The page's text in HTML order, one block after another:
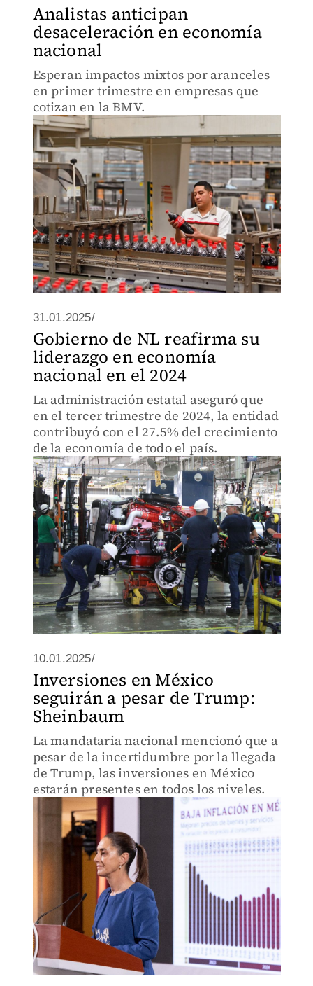
Analistas anticipan
desaceleración en economía
nacional
Esperan impactos mixtos por aranceles
en primer trimestre en empresas que
cotizan en la BMV.
31.01.2025/
Gobierno de NL reafirma su
liderazgo en economía
nacional en el 2024
La administración estatal aseguró que
en el tercer trimestre de 2024, la entidad
contribuyó con el 27.5% del crecimiento
de la economía de todo el país.
10.01.2025/
Inversiones en México
seguirán a pesar de Trump:
Sheinbaum
La mandataria nacional mencionó que a
pesar de la incertidumbre por la llegada
de Trump, las inversiones en México
estarán presentes en todos los niveles.